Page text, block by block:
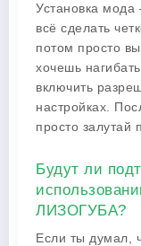
Установка мода
всё сделать
потом просто
хочешь
включить
настройках.
просто залутай
Будут ли
ЛИЗОГУБА?
Если ты думал,